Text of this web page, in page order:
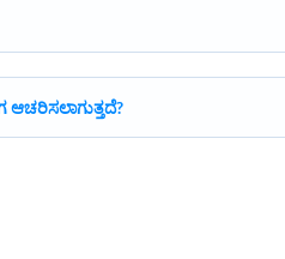
ಆಚರಿಸಲಾಗುತ್ತದೆ?